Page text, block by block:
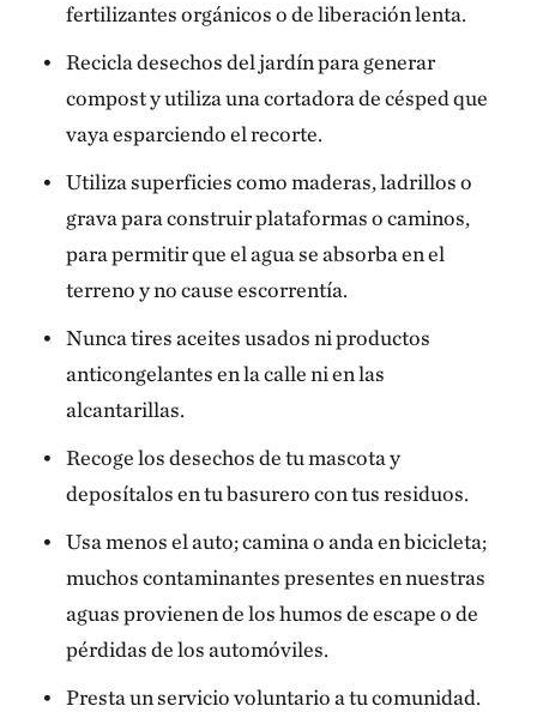
fertilizantes orgánicos o de liberación lenta.
Recicla desechos del jardín para generar
compost y utiliza una cortadora de césped que
vaya esparciendo el recorte.
Utiliza superficies como maderas, ladrillos o
grava para construir plataformas o caminos,
para permitir que el agua se absorba en el
terreno y no cause escorrentía.
Nunca tires aceites usados ni productos
anticongelantes en la calle ni en las
alcantarillas.
Recoge los desechos de tu mascota y
deposítalos en tu basurero con tus residuos.
Usa menos el auto; camina o anda en bicicleta;
muchos contaminantes presentes en nuestras
aguas provienen de los humos de escape o de
pérdidas de los automóviles.
Presta un servicio voluntario a tu comunidad.